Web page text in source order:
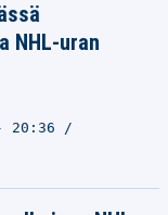
NHL-uran
20:36